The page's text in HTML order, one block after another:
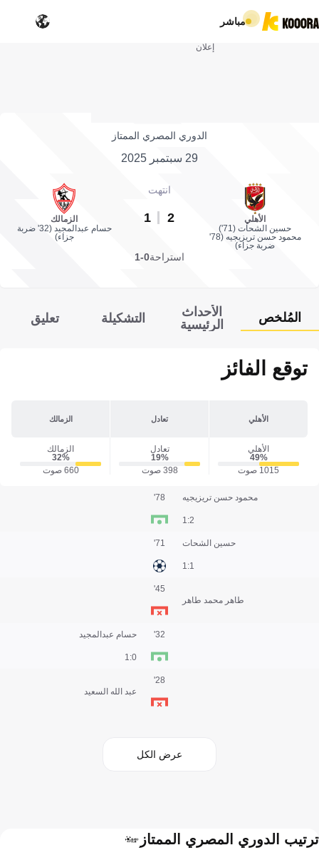
مباشر
إعلان
الدوري المصري الممتاز
29 سبتمبر 2025
الأهلي
حسين الشحات (71')
محمود حسن تريزيجيه (78'
ضربة جزاء)
انتهت
2
1
الزمالك
حسام عبدالمجيد (32' ضربة
جزاء)
استراحة0-1
المُلخص
الأحداث
الرئيسية
التشكيلة تعليق
توقع الفائز
الأهلي تعادل الزمالك
الأهلي
49‎%‎
1015 صوت
تعادل
19‎%‎
398 صوت
الزمالك
32‎%‎
660 صوت
محمود حسن تريزيجيه
2:1
78'
حسين الشحات
1:1
71'
طاهر محمد طاهر
45'
حسام عبدالمجيد
0:1
32'
عبد الله السعيد
28'
عرض الكل
ترتيب الدوري المصري الممتاز